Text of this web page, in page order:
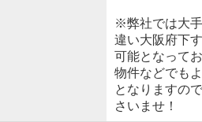
※弊社では大
違い大阪府下
可能となって
物件などでも
となりますの
さいませ！